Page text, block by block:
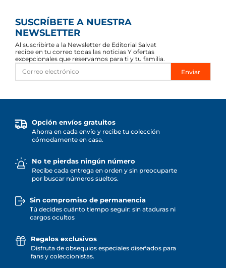
SUSCRÍBETE A NUESTRA
NEWSLETTER
Al suscribirte a la Newsletter de Editorial Salvat
recibe en tu correo todas las noticias Y ofertas
excepcionales que reservamos para ti y tu familia.
Enviar
Opción envíos gratuitos
Ahorra en cada envío y recibe tu colección
cómodamente en casa.
No te pierdas ningún número
Recibe cada entrega en orden y sin preocuparte
por buscar números sueltos.
Sin compromiso de permanencia
Tú decides cuánto tiempo seguir: sin ataduras ni
cargos ocultos
Regalos exclusivos
Disfruta de obsequios especiales diseñados para
fans y coleccionistas.